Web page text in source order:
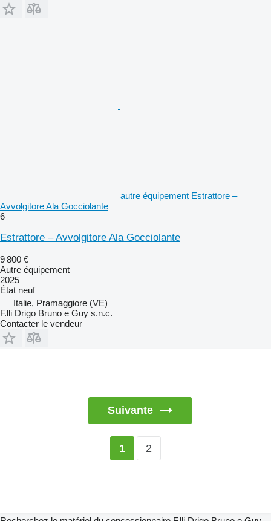
autre équipement Estrattore –
Avvolgitore Ala Gocciolante
6
Estrattore – Avvolgitore Ala Gocciolante
9 800 €
Autre équipement
2025
État neuf
Italie, Pramaggiore (VE)
F.lli Drigo Bruno e Guy s.n.c.
Contacter le vendeur
Suivante
1 2